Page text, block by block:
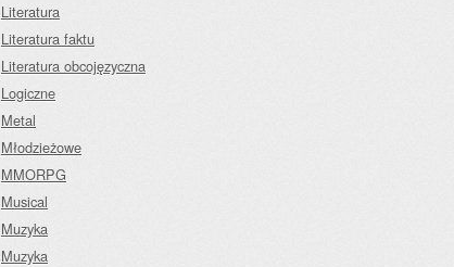
Literatura
Literatura faktu
Literatura obcojęzyczna
Logiczne
Metal
Młodzieżowe
MMORPG
Musical
Muzyka
Muzyka